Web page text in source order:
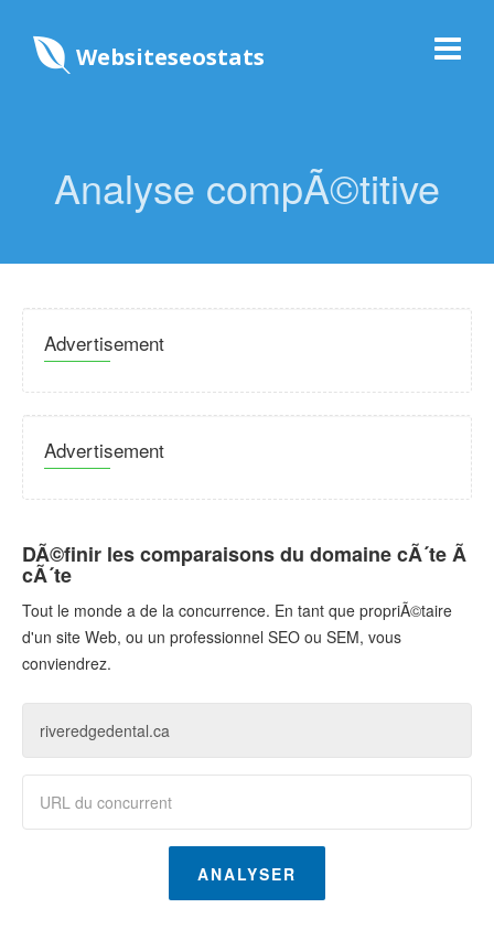
Websiteseostats
Analyse compÃ©titive
Advertisement
Advertisement
DÃ©finir les comparaisons du domaine cÃ´te Ã
cÃ´te
Tout le monde a de la concurrence. En tant que propriÃ©taire
d'un site Web, ou un professionnel SEO ou SEM, vous
conviendrez.
ANALYSER